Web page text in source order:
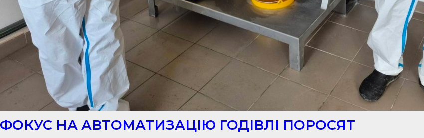
ФОКУС НА АВТОМАТИЗАЦІЮ ГОДІВЛІ ПОРОСЯТ